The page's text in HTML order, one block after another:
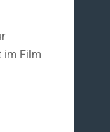
im Film